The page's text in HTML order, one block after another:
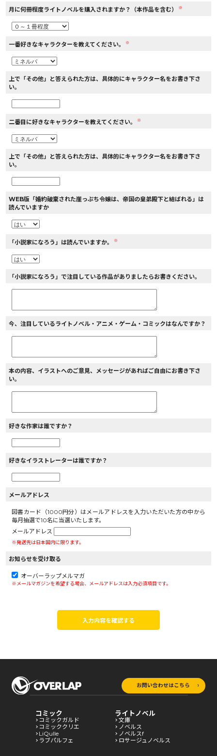
月に何冊程度ライトノベルを購入されますか？（本作品を含む） ※
一番好きなキャラクターを教えてください。 ※
上で「その他」と答えられた方は、具体的にキャラクター名をお書き下さ
い。
二番目に好きなキャラクターを教えてください。 ※
上で「その他」と答えられた方は、具体的にキャラクター名をお書き下さ
い。
WEB版「婚約破棄された崖っぷち令嬢は、帝国の皇弟殿下と結ばれる」は
読んでいますか
「小説家になろう」は読んでいますか。 ※
「小説家になろう」で注目している作品がありましたらお書きください。
今、注目しているライトノベル・アニメ・ゲーム・コミックはなんですか？
本の内容、イラストへのご意見、メッセージがあればご自由にお書き下さ
い。
好きな作家は誰ですか？
好きなイラストレーターは誰ですか？
メールアドレス
図書カード（1000円分）はメールアドレスを入力いただいた方の中から
毎月抽選で10名に当選いたします。
メールアドレス
※発送先は日本国内に限ります。
お知らせを受け取る
オーバーラップメルマガ
※メールマガジンを希望する場合、メールアドレスは入力必須項目です。
入力内容を確認する
お問い合わせはこちら
コミック
コミックガルド
コミッククリエ
LiQulle
ラブパルフェ
ライトノベル
文庫
ノベルス
ノベルスf
ロサージュノベルス